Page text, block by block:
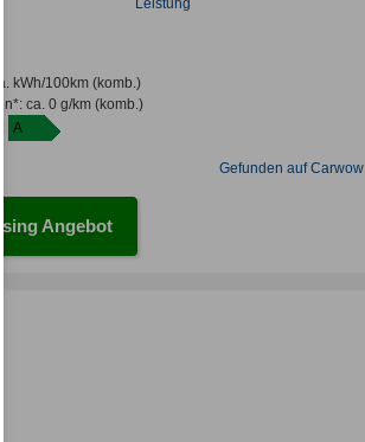
Leistung
kWh/100km(komb.)
: ca. 0 g/km(komb.)
A
Gefunden auf Carwow
Angebot